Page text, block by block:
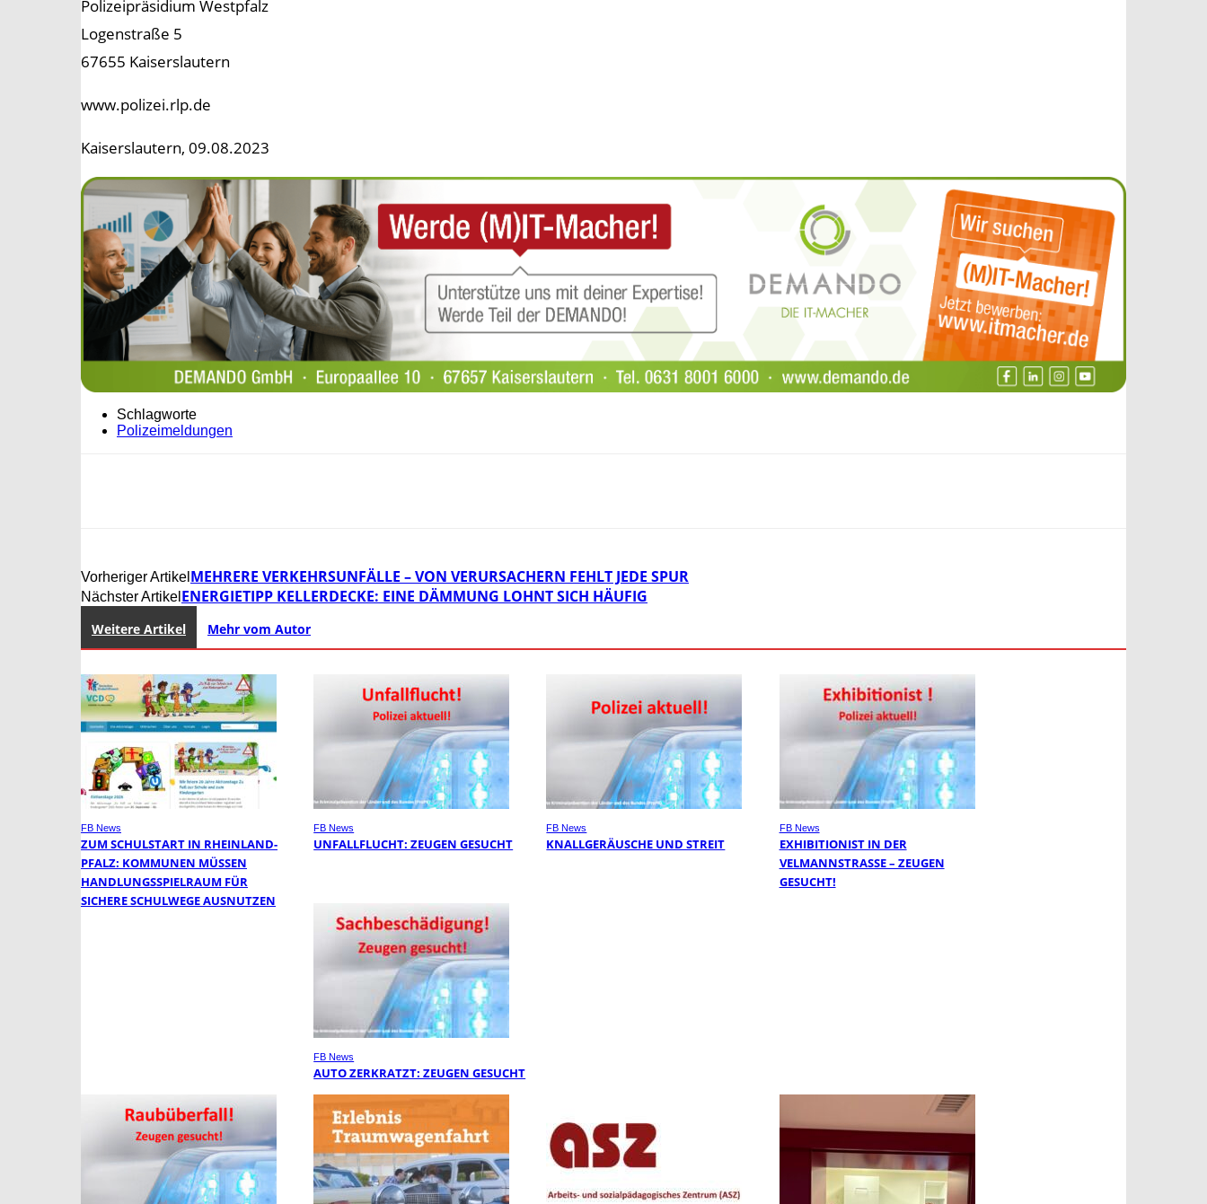
Polizeipräsidium Westpfalz
Logenstraße 5
67655 Kaiserslautern
www.polizei.rlp.de
Kaiserslautern, 09.08.2023
Schlagworte
Polizeimeldungen
Vorheriger Artikel MEHRERE VERKEHRSUNFÄLLE – VON VERURSACHERN FEHLT JEDE SPUR
Nächster Artikel ENERGIETIPP KELLERDECKE: EINE DÄMMUNG LOHNT SICH HÄUFIG
Weitere Artikel Mehr vom Autor
FB News
ZUM SCHULSTART IN RHEINLAND-
PFALZ: KOMMUNEN MÜSSEN
HANDLUNGSSPIELRAUM FÜR
SICHERE SCHULWEGE AUSNUTZEN
FB News
UNFALLFLUCHT: ZEUGEN GESUCHT
FB News
KNALLGERÄUSCHE UND STREIT
FB News
EXHIBITIONIST IN DER
VELMANNSTRASSE – ZEUGEN G
ESUCHT!
FB News
AUTO ZERKRATZT: ZEUGEN GESUCHT